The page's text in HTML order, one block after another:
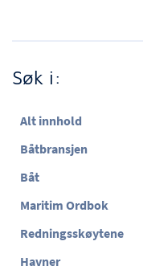
Søk i:
Alt innhold
Båtbransjen
Båt
Maritim Ordbok
Redningsskøytene
Havner